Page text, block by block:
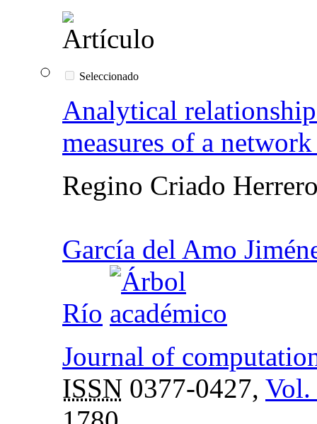
Seleccionado
Analytical
measures of a
Regino Criado
García del Amo
Río
Journal of
ISSN 0377-0427, Vol.